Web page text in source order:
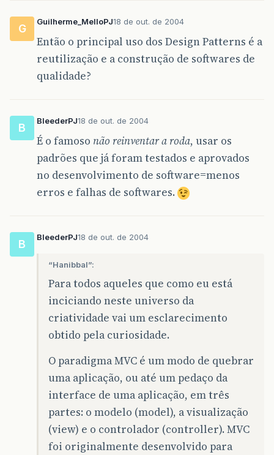
G
Guilherme_MelloPJ18 de out. de 2004
Então o principal uso dos Design Patterns é a
reutilização e a construção de softwares de
qualidade?
B
BleederPJ18 de out. de 2004
É o famoso não reinventar a roda, usar os
padrões que já foram testados e aprovados
no desenvolvimento de software=menos
erros e falhas de softwares.
B
BleederPJ18 de out. de 2004
“Hanibbal”:
Para todos aqueles que como eu está
inciciando neste universo da
criatividade vai um esclarecimento
obtido pela curiosidade.
O paradigma MVC é um modo de quebrar
uma aplicação, ou até um pedaço da
interface de uma aplicação, em três
partes: o modelo (model), a visualização
(view) e o controlador (controller). MVC
foi originalmente desenvolvido para